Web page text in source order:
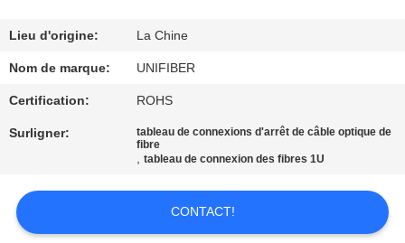
QUALITÉ
CONTACTEZ-
NOUS
NOUVELLES
Lieu d'origine: La Chine
Nom de marque: UNIFIBER
Certification: ROHS
Surligner:
tableau de connexions d'arrêt de câble optique de
fibre
,tableau de connexion des fibres 1U
CONTACT!